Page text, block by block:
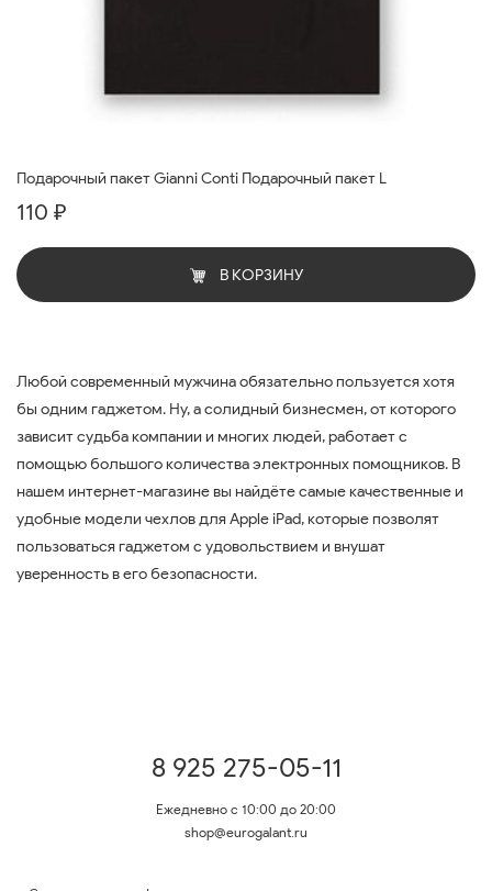
Подарочный пакет Gianni Conti Подарочный пакет L
110 ₽
В КОРЗИНУ
Любой современный мужчина обязательно пользуется хотя
бы одним гаджетом. Ну, а солидный бизнесмен, от которого
зависит судьба компании и многих людей, работает с
помощью большого количества электронных помощников. В
нашем интернет-магазине вы найдёте самые качественные и
удобные модели чехлов для Apple iPad, которые позволят
пользоваться гаджетом с удовольствием и внушат
уверенность в его безопасности.
8 925 275-05-11
Ежедневно с 10:00 до 20:00
shop@eurogalant.ru